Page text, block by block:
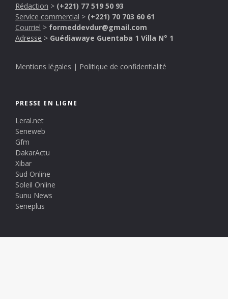
Rédaction > (+221) 77 519 50 93
Service commercial > (+221) 70 703 60 61
Courriel > formeddevdur@gmail.com
Adresse > Guédiawaye Guentaba 1 Villa N° 1
Mentions légales | Politique de confidentialité
PRESSE EN LIGNE
Leral.net
Seneweb
Gfm
DakarActu
Xibar
Sud Online
Soleil Online
Sunu News
Seneplus